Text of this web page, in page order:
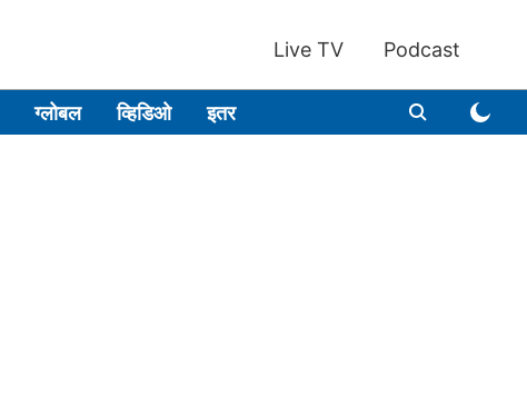
Live TV Podcast
ग्लोबल व्हिडिओ इतर